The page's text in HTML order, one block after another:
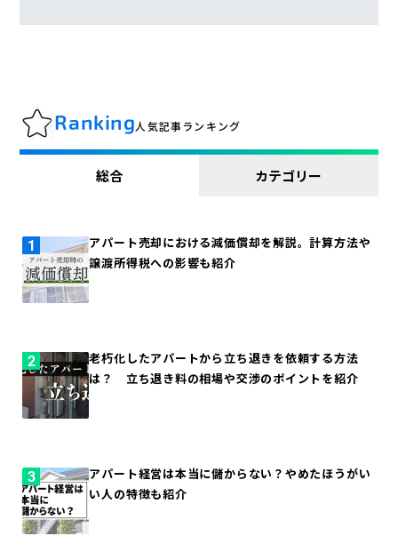
Ranking人気記事ランキング
総合 カテゴリー
アパート売却における減価償却を解説。計算方法や
譲渡所得税への影響も紹介
老朽化したアパートから立ち退きを依頼する方法
は？ 立ち退き料の相場や交渉のポイントを紹介
アパート経営は本当に儲からない？やめたほうがい
い人の特徴も紹介